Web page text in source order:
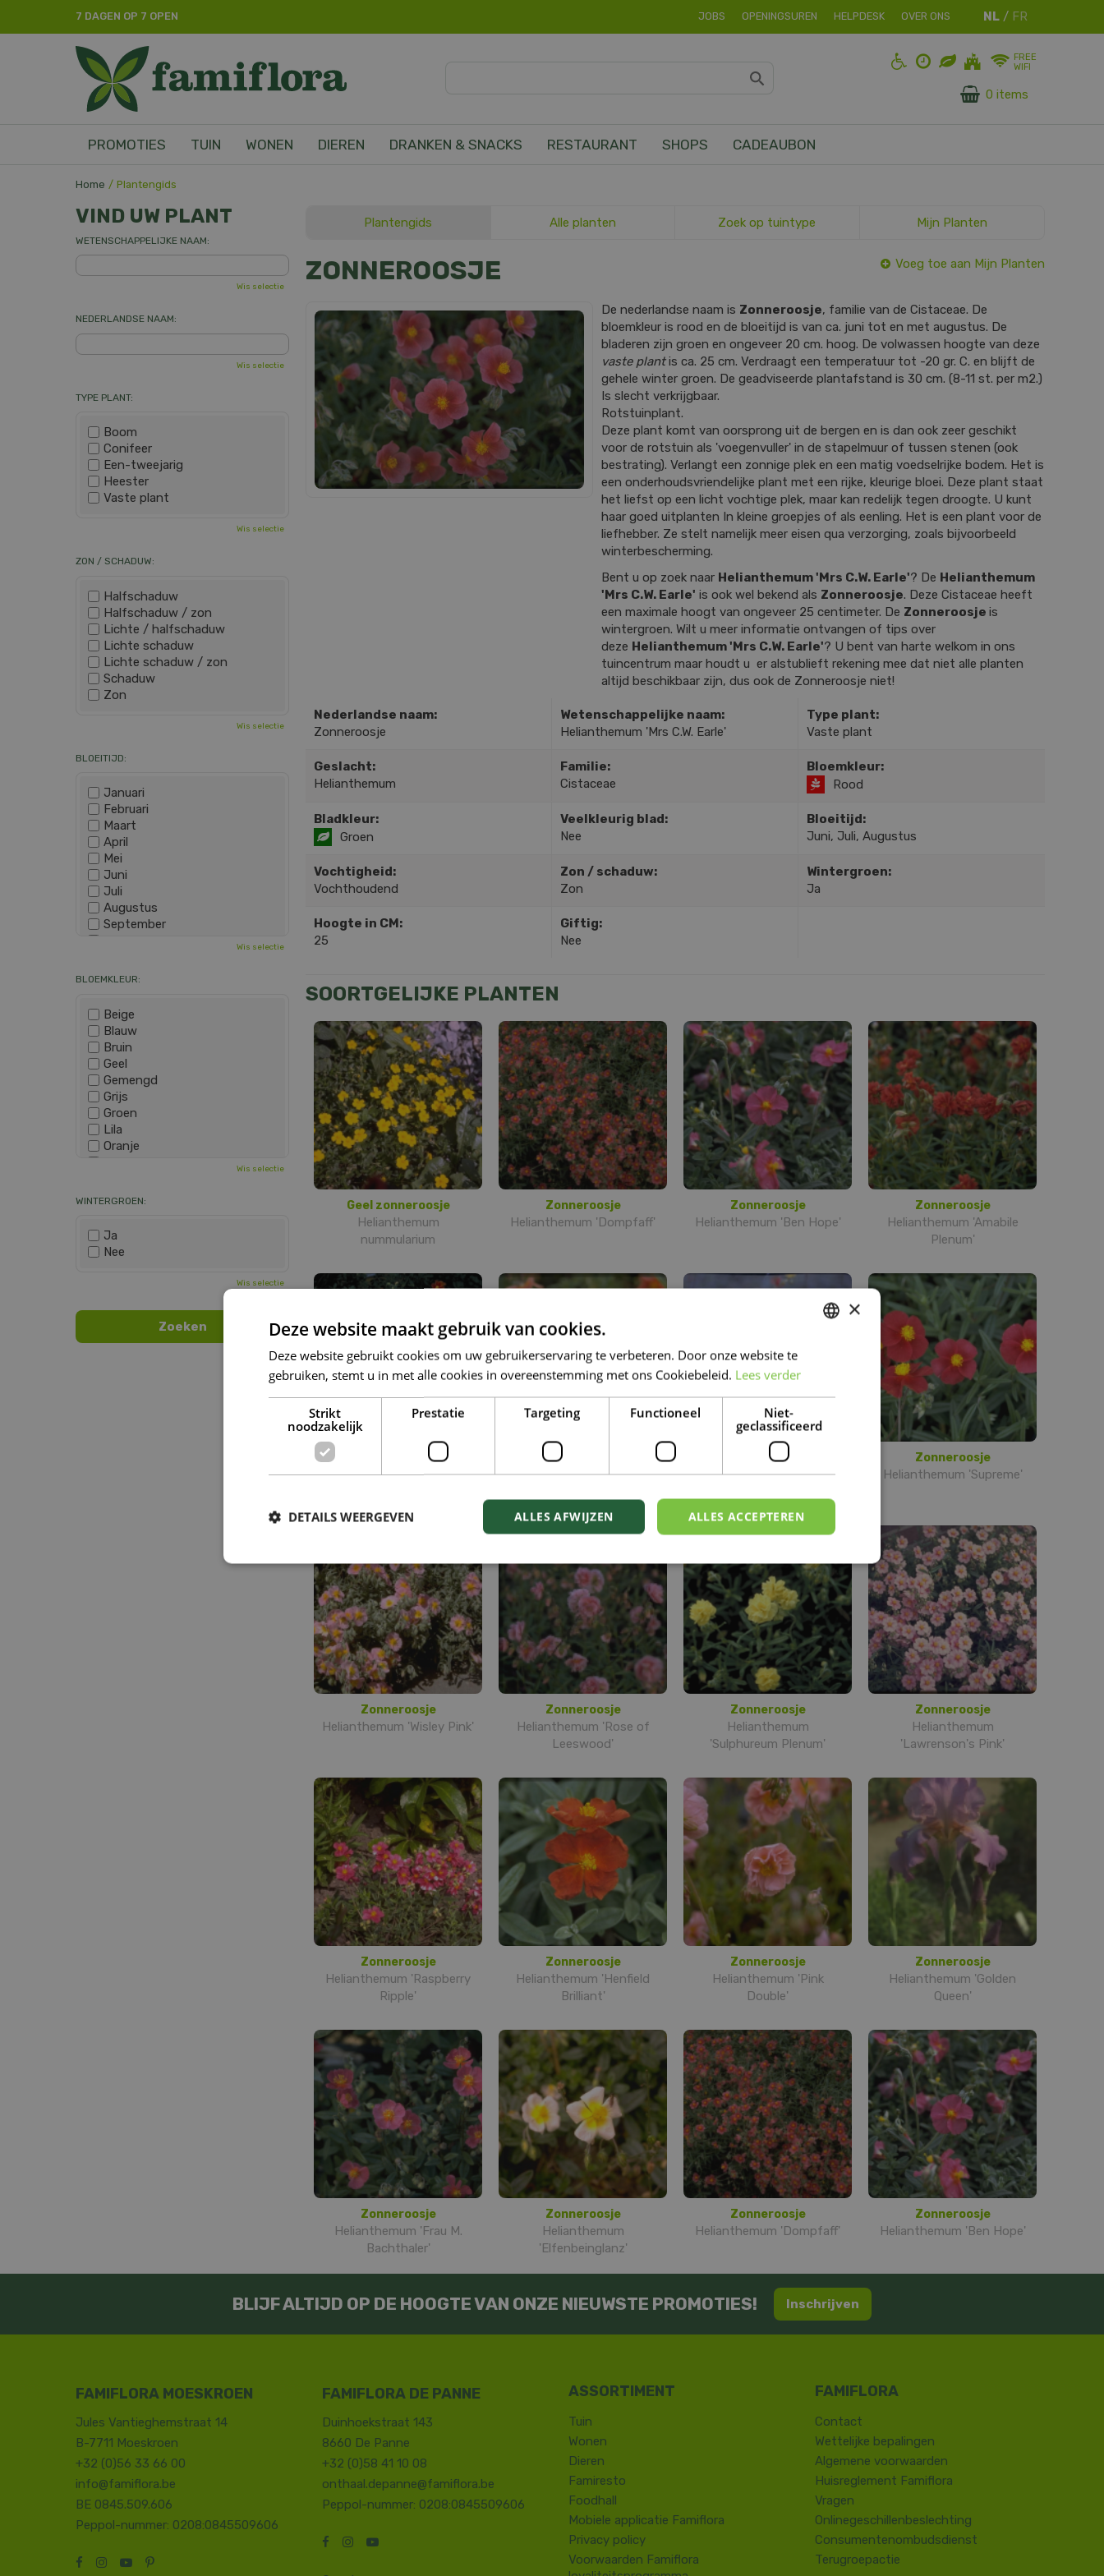
Home Plantengids
7 DAGEN OP 7 OPEN JOBS OPENINGSUREN HELPDESK OVER ONS
FREE
WIFI
0 items
PROMOTIES TUIN WONEN DIEREN DRANKEN & SNACKS RESTAURANT SHOPS CADEAUBON
Plantengids Alle planten Zoek op tuintype Mijn Planten
ZONNEROOSJE Voeg toe aan Mijn Planten
De nederlandse naam is Zonneroosje, familie van de Cistaceae. De
bloemkleur is rood en de bloeitijd is van ca. juni tot en met augustus. De
bladeren zijn groen en ongeveer 20 cm. hoog. De volwassen hoogte van deze
vaste plantis ca. 25 cm. Verdraagt een temperatuur tot -20 gr. C. en blijft de
gehele winter groen. De geadviseerde plantafstand is 30 cm. (8-11 st. per m2.)
Is slecht verkrijgbaar.
Rotstuinplant.
Deze plant komt van oorsprong uit de bergen en is dan ook zeer geschikt
voor de rotstuin als 'voegenvuller' in de stapelmuur of tussen stenen (ook
bestrating). Verlangt een zonnige plek en een matig voedselrijke bodem. Het is
een onderhoudsvriendelijke plant met een rijke, kleurige bloei. Deze plant staat
het liefst op een licht vochtige plek, maar kan redelijk tegen droogte. U kunt
haar goed uitplanten In kleine groepjes of als eenling. Het is een plant voor de
liefhebber. Ze stelt namelijk meer eisen qua verzorging, zoals bijvoorbeeld
winterbescherming.
Bent u op zoek naar Helianthemum 'Mrs C.W. Earle'? De Helianthemum
'Mrs C.W. Earle' is ook wel bekend als Zonneroosje. Deze Cistaceae heeft
een maximale hoogt van ongeveer 25 centimeter. De Zonneroosje is
wintergroen. Wilt u meer informatie ontvangen of tips over
deze Helianthemum 'Mrs C.W. Earle'? U bent van harte welkom in ons
tuincentrum maar houdt u er alstublieft rekening mee dat niet alle planten
altijd beschikbaar zijn, dus ook de Zonneroosje niet!
Nederlandse naam:
Zonneroosje
Wetenschappelijke naam:
Helianthemum 'Mrs C.W. Earle'
Type plant:
Vaste plant
Geslacht:
Helianthemum
Familie:
Cistaceae
Bloemkleur:
Rood
Bladkleur:
Groen
Veelkleurig blad:
Nee
Bloeitijd:
Juni, Juli, Augustus
Vochtigheid:
Vochthoudend
Zon / schaduw:
Zon
Wintergroen:
Ja
Hoogte in CM:
25
Giftig:
Nee
SOORTGELIJKE PLANTEN
Geel zonneroosje
Helianthemum
nummularium
Zonneroosje
Helianthemum 'Dompfaff'
Zonneroosje
Helianthemum 'Ben Hope'
Zonneroosje
Helianthemum 'Amabile
Plenum'
Zonneroosje
Helianthemum 'Ben More'
Zonneroosje
Helianthemum 'Victor
Zonneroosje
Helianthemum 'Wisley
Zonneroosje
Helianthemum 'Supreme'
Zonneroosje
Helianthemum 'Wisley Pink'
Zonneroosje
Helianthemum 'Rose of
Leeswood'
Zonneroosje
Helianthemum
'Sulphureum Plenum'
Zonneroosje
Helianthemum
'Lawrenson's Pink'
Zonneroosje
Helianthemum 'Raspberry
Ripple'
Zonneroosje
Helianthemum 'Henfield
Brilliant'
Zonneroosje
Helianthemum 'Pink
Double'
Zonneroosje
Helianthemum 'Golden
Queen'
Zonneroosje
Helianthemum 'Frau M.
Bachthaler'
Zonneroosje
Helianthemum
'Elfenbeinglanz'
Zonneroosje
Helianthemum 'Dompfaff'
Zonneroosje
Helianthemum 'Ben Hope'
VIND UW PLANT
WETENSCHAPPELIJKE NAAM:
Wis selectie
NEDERLANDSE NAAM:
Wis selectie
TYPE PLANT:
Boom
Conifeer
Een-tweejarig
Heester
Vaste plant
Wis selectie
ZON / SCHADUW:
Halfschaduw
Halfschaduw / zon
Lichte / halfschaduw
Lichte schaduw
Lichte schaduw / zon
Schaduw
Zon
Wis selectie
BLOEITIJD:
Januari
Februari
Maart
April
Mei
Juni
Juli
Augustus
September
December
Wis selectie
BLOEMKLEUR:
Beige
Blauw
Bruin
Geel
Gemengd
Grijs
Groen
Lila
Oranje
Roze
Zwart
Wis selectie
WINTERGROEN:
Ja
Nee
Wis selectie
BLIJF ALTIJD OP DE HOOGTE VAN ONZE NIEUWSTE PROMOTIES! Inschrijven
FAMIFLORA MOESKROEN
Jules Vantieghemstraat 14
B-7711 Moeskroen
+32 (0)56 33 66 00
info@famiflora.be
BE 0845.509.606
Peppol-nummer: 0208:0845509606
FAMIFLORA DE PANNE
Duinhoekstraat 143
8660 De Panne
+32 (0)58 41 10 08
onthaal.depanne@famiflora.be
Peppol-nummer: 0208:0845509606
Tuin
Wonen
Dieren
Famiresto
Foodhall
Mobiele applicatie Famiflora
Privacy policy
Voorwaarden Famiflora
Contact
​Wettelijke bepalingen
Algemene voorwaarden
Huisreglement Famiflora
Vragen
Onlinegeschillenbeslechting
Consumentenombudsdienst
Terugroepactie
×
Deze website maakt gebruik van cookies.
Deze website gebruikt cookies om uw gebruikerservaring te verbeteren. Door onze website te
gebruiken, stemt u in met alle cookies in overeenstemming met ons Cookiebeleid. Lees verder
Strikt
noodzakelijk
Prestatie Targeting Functioneel
Niet-
geclassificeerd
ALLES ACCEPTEREN
ALLES AFWIJZEN
DETAILS WEERGEVEN